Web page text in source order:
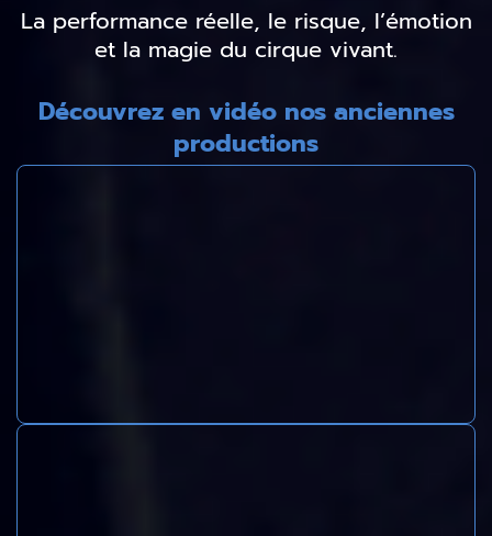
La performance réelle, le risque, l’émotion
et la magie du cirque vivant.
Découvrez en vidéo nos anciennes
productions